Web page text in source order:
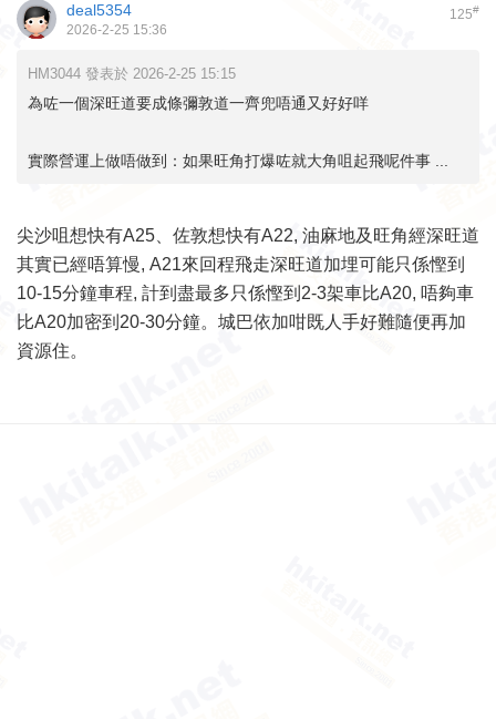
125#
deal5354
2026-2-25 15:36
HM3044 發表於 2026-2-25 15:15
為咗一個深旺道要成條彌敦道一齊兜唔通又好好咩
實際營運上做唔做到：如果旺角打爆咗就大角咀起飛呢件事 ...
尖沙咀想快有A25、佐敦想快有A22, 油麻地及旺角經深旺道
其實已經唔算慢, A21來回程飛走深旺道加埋可能只係慳到
10-15分鐘車程, 計到盡最多只係慳到2-3架車比A20, 唔夠車
比A20加密到20-30分鐘。城巴依加咁既人手好難隨便再加
資源住。